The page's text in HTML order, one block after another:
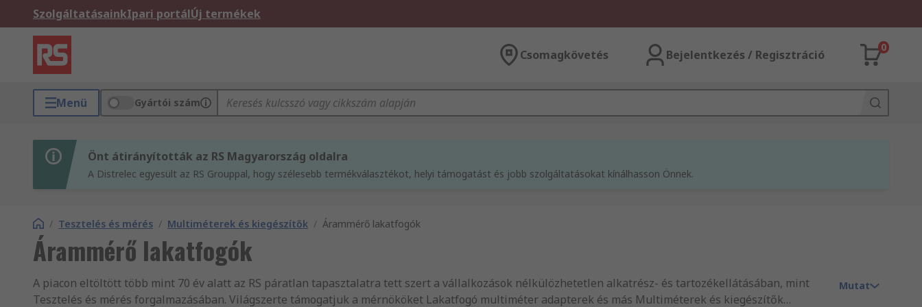
SzolgáltatásainkIpari portálÚj termékek
Csomagkövetés Bejelentkezés / Regisztráció
0
Menü Gyártói szám
Önt átirányították az RS Magyarország oldalra
A Distrelec egyesült az RS Grouppal, hogy szélesebb termékválasztékot, helyi támogatást és jobb szolgáltatásokat kínálhasson Önnek.
/ Tesztelés és mérés / Multiméterek és kiegészítők / Árammérő lakatfogók
Árammérő lakatfogók
A piacon eltöltött több mint 70 év alatt az RS páratlan tapasztalatra tett szert a vállalkozások nélkülözhetetlen alkatrész- és tartozékellátásában, mint
Tesztelés és mérés forgalmazásában. Világszerte támogatjuk a mérnököket Lakatfogó multiméter adapterek és más Multiméterek és kiegészítők
Mutat